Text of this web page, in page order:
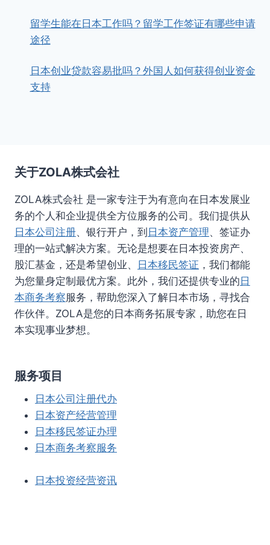
留学生能在日本工作吗？留学工作签证有哪些申请
途径
日本创业贷款容易批吗？外国人如何获得创业资金
支持
关于ZOLA株式会社
ZOLA株式会社 是一家专注于为有意向在日本发展业
务的个人和企业提供全方位服务的公司。我们提供从
日本公司注册、银行开户，到日本资产管理、签证办
理的一站式解决方案。无论是想要在日本投资房产、
股汇基金，还是希望创业、 日本移民签证 ，我们都能
为您量身定制最优方案。此外，我们还提供专业的日
本商务考察服务，帮助您深入了解日本市场，寻找合
作伙伴。ZOLA是您的日本商务拓展专家，助您在日
本实现事业梦想。
服务项目
日本公司注册代办
日本资产经营管理
日本移民签证办理
日本商务考察服务
日本投资经营资讯